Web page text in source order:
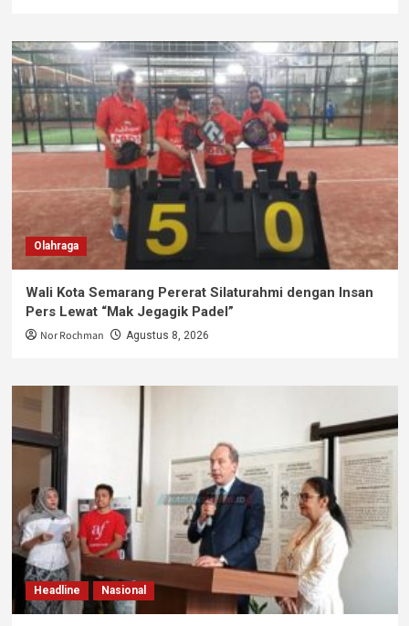
Olahraga
Wali Kota Semarang Pererat Silaturahmi dengan Insan
Pers Lewat “Mak Jegagik Padel”
Nor Rochman Agustus 8, 2026
Headline Nasional